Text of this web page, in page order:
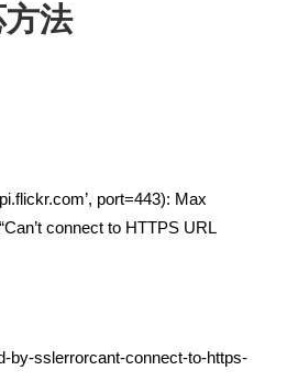
法
port=443): Max
connect to HTTPS URL
by-sslerrorcant-connect-to-https-